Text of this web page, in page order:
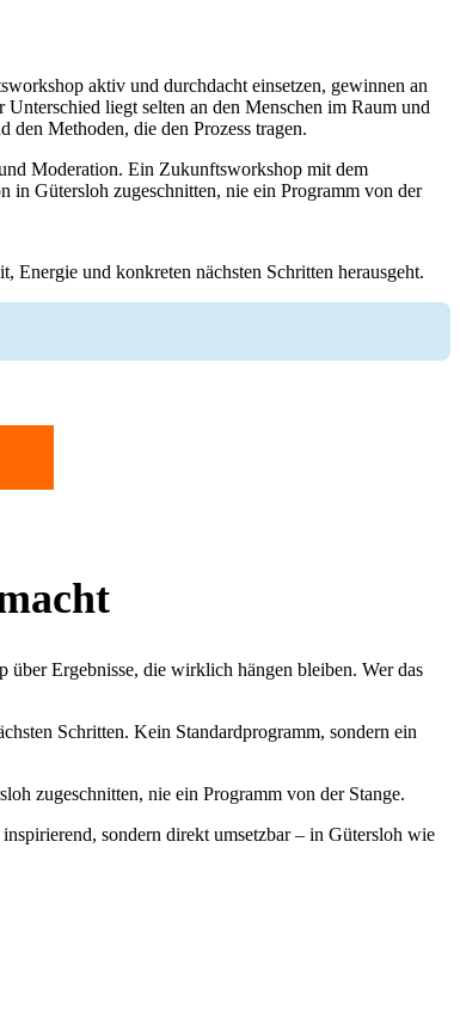
aktiv und durchdacht einsetzen, gewinnen an
liegt selten an den Menschen im Raum und
den Methoden, die den Prozess tragen.
Moderation. Ein Zukunftsworkshop mit dem
in Gütersloh zugeschnitten, nie ein Programm von der
und konkreten nächsten Schritten herausgeht.
über Ergebnisse, die wirklich hängen bleiben. Wer das
Schritten. Kein Standardprogramm, sondern ein
zugeschnitten, nie ein Programm von der Stange.
sondern direkt umsetzbar – in Gütersloh wie